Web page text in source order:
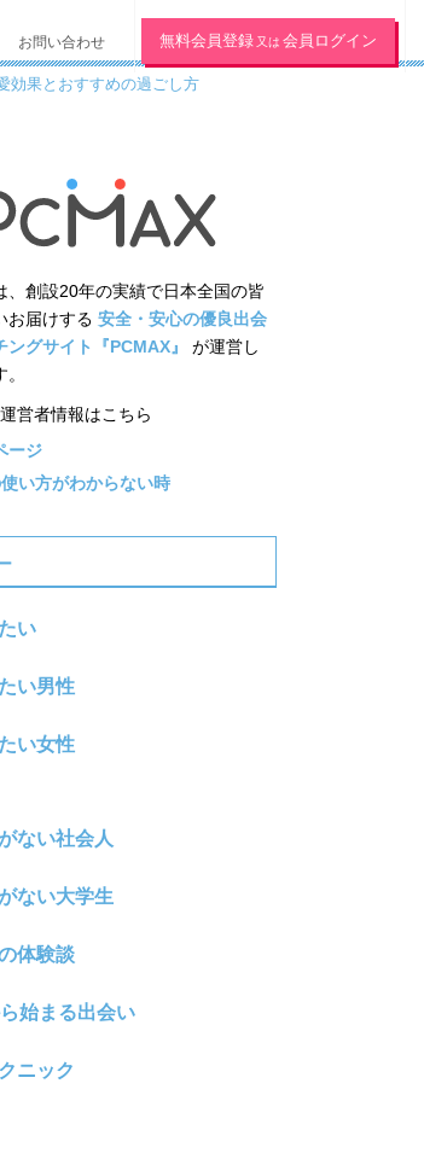
お問い合わせ 無料会員登録 又は 会員ログイン
効果とおすすめの過ごし方
、創設20年の実績で日本全国の皆
お届けする 安全・安心の優良出会
ングサイト『PCMAX』
が運営し
営者情報はこちら
ージ
い方がわからない時
い
い男性
い女性
ない社会人
ない大学生
体験談
始まる出会い
ニック